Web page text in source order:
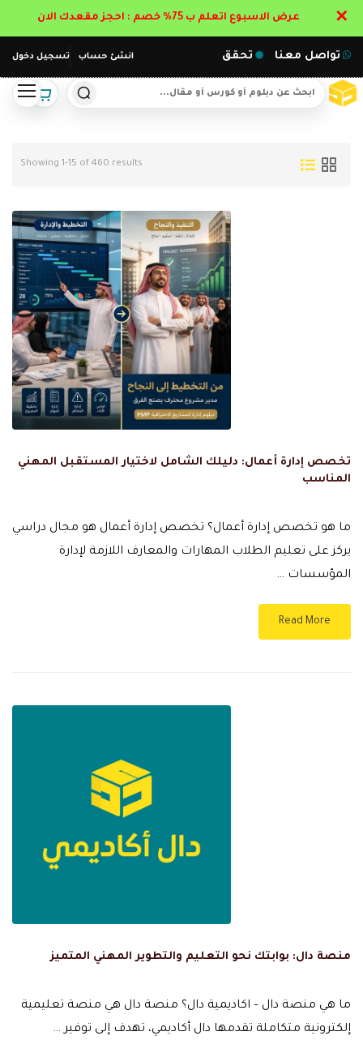
انشئ حساب تسجيل دخول تواصل معنا تحقق
Showing 1-15 of 460 results
تخصص إدارة أعمال: دليلك الشامل لاختيار المستقبل المهني
المناسب
ما هو تخصص إدارة أعمال؟ تخصص إدارة أعمال هو مجال دراسي
يركز على تعليم الطلاب المهارات والمعارف اللازمة لإدارة
المؤسسات …
Read More
منصة دال: بوابتك نحو التعليم والتطوير المهني المتميز
ما هي منصة دال – اكاديمية دال؟ منصة دال هي منصة تعليمية
إلكترونية متكاملة تقدمها دال أكاديمي، تهدف إلى توفير …
عرض الاسبوع اتعلم ب 75% خصم : احجز مقعدك الان ✕